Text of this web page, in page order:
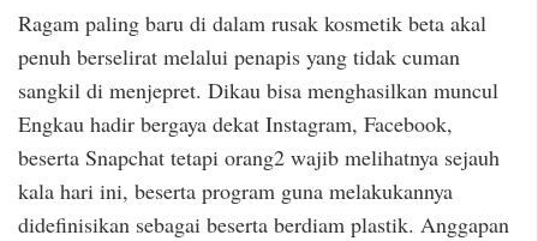
Ragam paling baru di dalam rusak kosmetik beta akal
penuh berselirat melalui penapis yang tidak cuman
sangkil di menjepret. Dikau bisa menghasilkan muncul
Engkau hadir bergaya dekat Instagram, Facebook,
beserta Snapchat tetapi orang2 wajib melihatnya sejauh
kala hari ini, beserta program guna melakukannya
didefinisikan sebagai beserta berdiam plastik. Anggapan